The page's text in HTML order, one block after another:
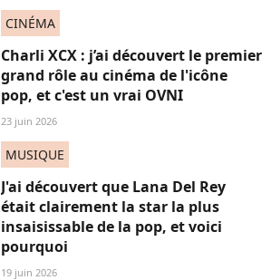
CINÉMA
Charli XCX : j’ai découvert le premier
grand rôle au cinéma de l'icône
pop, et c'est un vrai OVNI
23 juin 2026
MUSIQUE
J'ai découvert que Lana Del Rey
était clairement la star la plus
insaisissable de la pop, et voici
pourquoi
19 juin 2026